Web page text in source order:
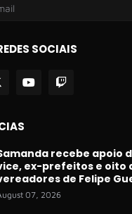
SOCIAIS
recebe apoio
ex-prefeitos e oito
de Felipe
07, 2026